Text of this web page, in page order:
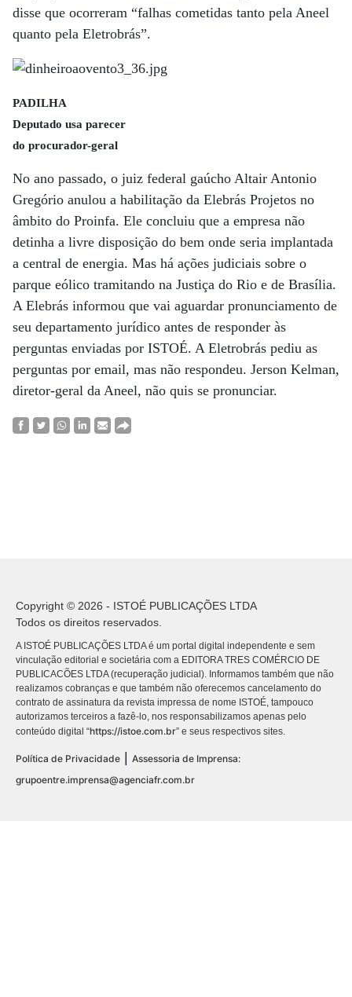
disse que ocorreram “falhas cometidas tanto pela Aneel
quanto pela Eletrobrás”.
PADILHA
Deputado usa parecer
do procurador-geral
No ano passado, o juiz federal gaúcho Altair Antonio
Gregório anulou a habilitação da Elebrás Projetos no
âmbito do Proinfa. Ele concluiu que a empresa não
detinha a livre disposição do bem onde seria implantada
a central de energia. Mas há ações judiciais sobre o
parque eólico tramitando na Justiça do Rio e de Brasília.
A Elebrás informou que vai aguardar pronunciamento de
seu departamento jurídico antes de responder às
perguntas enviadas por ISTOÉ. A Eletrobrás pediu as
perguntas por email, mas não respondeu. Jerson Kelman,
diretor-geral da Aneel, não quis se pronunciar.
Copyright © 2026 - ISTOÉ PUBLICAÇÕES LTDA
Todos os direitos reservados.
A ISTOÉ PUBLICAÇÕES LTDA é um portal digital independente e sem
vinculação editorial e societária com a EDITORA TRES COMÉRCIO DE
PUBLICACÕES LTDA (recuperação judicial). Informamos também que não
realizamos cobranças e que também não oferecemos cancelamento do
contrato de assinatura da revista impressa de nome ISTOÉ, tampouco
autorizamos terceiros a fazê-lo, nos responsabilizamos apenas pelo
conteúdo digital “https://istoe.com.br” e seus respectivos sites.
Política de Privacidade
Assessoria de Imprensa:
grupoentre.imprensa@agenciafr.com.br